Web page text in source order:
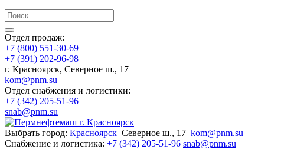
Отдел продаж:
+7 (800) 551-30-69
+7 (391) 202-96-98
г. Красноярск, Северное ш., 17
kom@pnm.su
Отдел снабжения и логистики:
+7 (342) 205-51-96
snab@pnm.su
Выбрать город: Красноярск Северное ш., 17 kom@pnm.su
Снабжение и логистика: +7 (342) 205-51-96 snab@pnm.su